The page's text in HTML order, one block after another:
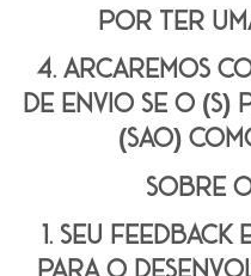
por ter
4. arcaremos
de envio se o
(são)
Sobre
1. seu
para o